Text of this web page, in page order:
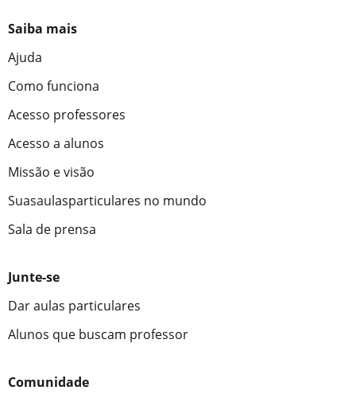
Saiba mais
Ajuda
Como funciona
Acesso professores
Acesso a alunos
Missão e visão
Suasaulasparticulares no mundo
Sala de prensa
Junte-se
Dar aulas particulares
Alunos que buscam professor
Comunidade